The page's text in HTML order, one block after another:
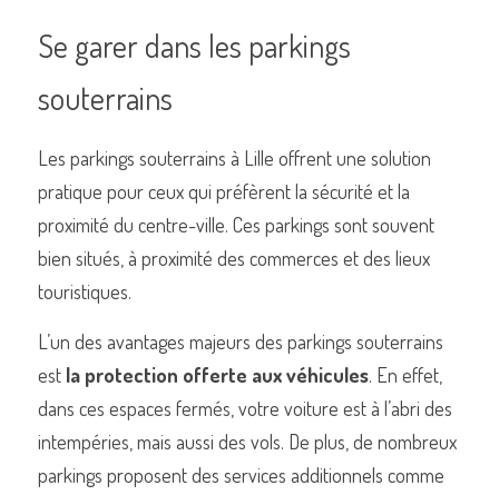
Se garer dans les parkings
souterrains
Les parkings souterrains à Lille offrent une solution
pratique pour ceux qui préfèrent la sécurité et la
proximité du centre-ville. Ces parkings sont souvent
bien situés, à proximité des commerces et des lieux
touristiques.
L’un des avantages majeurs des parkings souterrains
est la protection offerte aux véhicules. En effet,
dans ces espaces fermés, votre voiture est à l’abri des
intempéries, mais aussi des vols. De plus, de nombreux
parkings proposent des services additionnels comme